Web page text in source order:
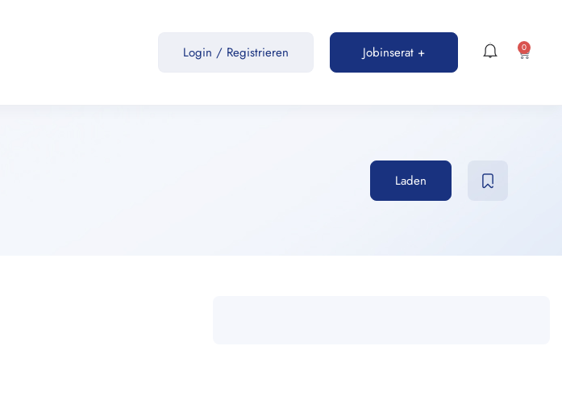
Login / Registrieren Jobinserat + 0
Laden